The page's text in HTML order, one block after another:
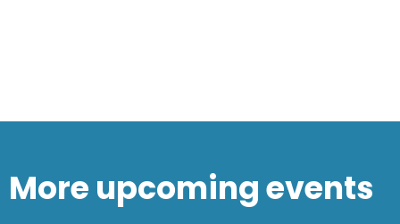
More upcoming events